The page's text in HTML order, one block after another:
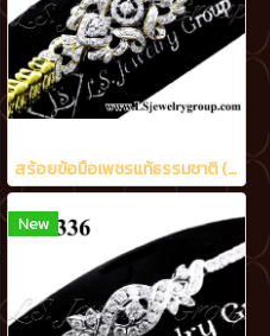
สร้อยข้อมือเพชรแท้ธรรมชาติ (Natural Diamonds) 3.20 Ct.
New